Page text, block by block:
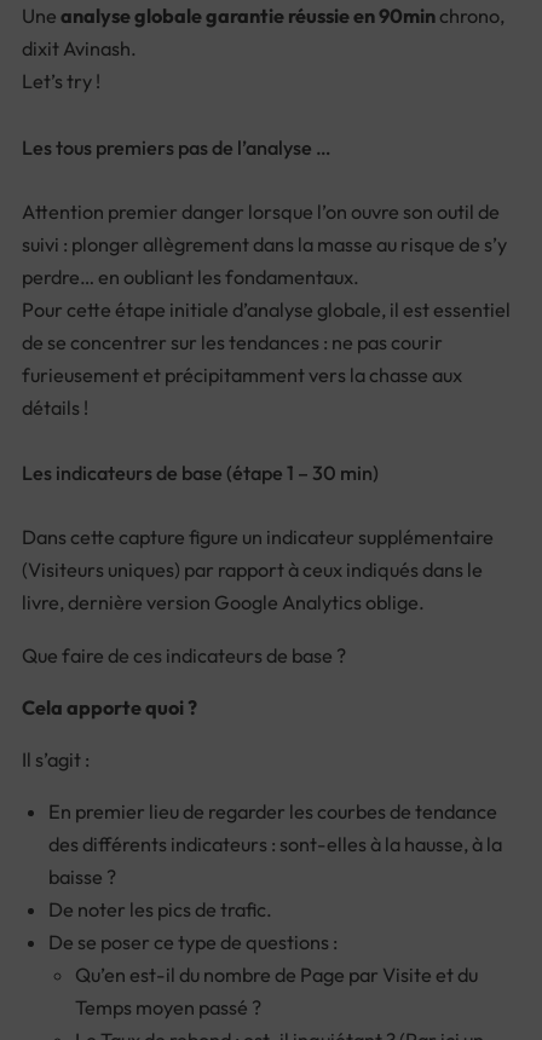
Une analyse globale garantie réussie en 90min chrono,
dixit Avinash.
Let’s try !
Les tous premiers pas de l’analyse …
Attention premier danger lorsque l’on ouvre son outil de
suivi : plonger allègrement dans la masse au risque de s’y
perdre… en oubliant les fondamentaux.
Pour cette étape initiale d’analyse globale, il est essentiel
de se concentrer sur les tendances : ne pas courir
furieusement et précipitamment vers la chasse aux
détails !
Les indicateurs de base (étape 1 – 30 min)
Dans cette capture figure un indicateur supplémentaire
(Visiteurs uniques) par rapport à ceux indiqués dans le
livre, dernière version Google Analytics oblige.
Que faire de ces indicateurs de base ?
Cela apporte quoi ?
Il s’agit :
En premier lieu de regarder les courbes de tendance
des différents indicateurs : sont-elles à la hausse, à la
baisse ?
De noter les pics de trafic.
De se poser ce type de questions :
Qu’en est-il du nombre de Page par Visite et du
Temps moyen passé ?